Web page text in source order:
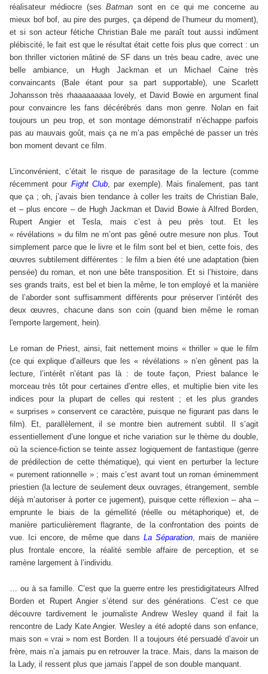
réalisateur médiocre (sesBatman sont en ce qui me concerne au
mieux bof bof, au pire des purges, ça dépend de l’humeur du moment),
et si son acteur fétiche Christian Bale me paraît tout aussi indûment
plébiscité, le fait est que le résultat était cette fois plus que correct : un
bon thriller victorien mâtiné de SF dans un très beau cadre, avec une
belle ambiance, un Hugh Jackman et un Michael Caine très
convaincants (Bale étant pour sa part supportable), une Scarlett
Johansson très rhaaaaaaaaa lovely, et David Bowie en argument final
pour convaincre les fans décérébrés dans mon genre. Nolan en fait
toujours un peu trop, et son montage démonstratif n’échappe parfois
pas au mauvais goût, mais ça ne m’a pas empêché de passer un très
bon moment devant ce film.
L’inconvénient, c’était le risque de parasitage de la lecture (comme
récemment pour Fight Club, par exemple). Mais finalement, pas tant
que ça ; oh, j’avais bien tendance à coller les traits de Christian Bale,
et – plus encore – de Hugh Jackman et David Bowie à Alfred Borden,
Rupert Angier et Tesla, mais c’est à peu près tout. Et les
« révélations » du film ne m’ont pas gêné outre mesure non plus. Tout
simplement parce que le livre et le film sont bel et bien, cette fois, des
œuvres subtilement différentes : le film a bien été une adaptation (bien
pensée) du roman, et non une bête transposition. Et si l’histoire, dans
ses grands traits, est bel et bien la même, le ton employé et la manière
de l’aborder sont suffisamment différents pour préserver l’intérêt des
deux œuvres, chacune dans son coin (quand bien même le roman
l'emporte largement, hein).
Le roman de Priest, ainsi, fait nettement moins « thriller » que le film
(ce qui explique d’ailleurs que les « révélations » n’en gênent pas la
lecture, l’intérêt n’étant pas là : de toute façon, Priest balance le
morceau très tôt pour certaines d’entre elles, et multiplie bien vite les
indices pour la plupart de celles qui restent ; et les plus grandes
« surprises » conservent ce caractère, puisque ne figurant pas dans le
film). Et, parallèlement, il se montre bien autrement subtil. Il s’agit
essentiellement d’une longue et riche variation sur le thème du double,
où la science-fiction se teinte assez logiquement de fantastique (genre
de prédilection de cette thématique), qui vient en perturber la lecture
« purement rationnelle » ; mais c’est avant tout un roman éminemment
priestien (la lecture de seulement deux ouvrages, étrangement, semble
déjà m’autoriser à porter ce jugement), puisque cette réflexion – aha –
emprunte le biais de la gémellité (réelle ou métaphorique) et, de
manière particulièrement flagrante, de la confrontation des points de
vue. Ici encore, de même que dans La Séparation, mais de manière
plus frontale encore, la réalité semble affaire de perception, et se
ramène largement à l’individu.
… ou à sa famille. C’est que la guerre entre les prestidigitateurs Alfred
Borden et Rupert Angier s’étend sur des générations. C’est ce que
découvre tardivement le journaliste Andrew Wesley quand il fait la
rencontre de Lady Kate Angier. Wesley a été adopté dans son enfance,
mais son « vrai » nom est Borden. Il a toujours été persuadé d’avoir un
frère, mais n’a jamais pu en retrouver la trace. Mais, dans la maison de
la Lady, il ressent plus que jamais l’appel de son double manquant.